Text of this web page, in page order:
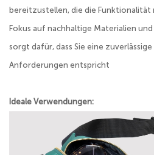
bereitzustellen, die die Funktionalität
Fokus auf nachhaltige Materialien
sorgt dafür, dass Sie eine
Anforderungen entspricht
Ideale Verwendungen: